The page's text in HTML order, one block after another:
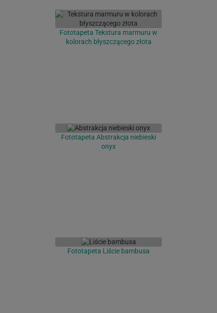
Fototapeta Tekstura marmuru w
kolorach błyszczącego złota
Fototapeta Abstrakcja niebieski
onyx
Fototapeta Liście bambusa